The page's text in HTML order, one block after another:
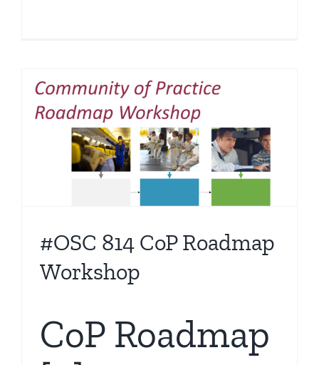
#OSC 814 CoP Roadmap
Workshop
CoP Roadmap